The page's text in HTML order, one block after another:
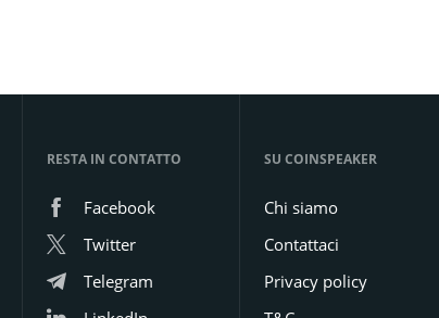
RESTA IN CONTATTO
Facebook
Twitter
Telegram
SU COINSPEAKER
Chi siamo
Contattaci
Privacy policy